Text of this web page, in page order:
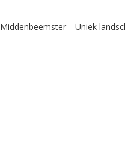
Middenbeemster Uniek